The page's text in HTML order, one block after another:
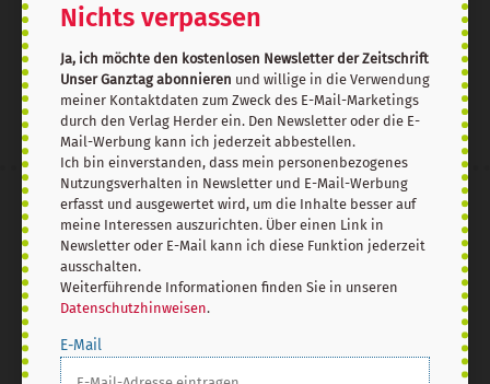
AGB und Widerrufsbelehrung
Datenschutz
Barrierefreiheit
Impressum
Vertrag widerrufen
Nichts verpassen
Ja, ich möchte den kostenlosen Newsletter der Zeitschrift
Unser Ganztag abonnieren und willige in die Verwendung
meiner Kontaktdaten zum Zweck des E-Mail-Marketings
durch den Verlag Herder ein. Den Newsletter oder die E-
Mail-Werbung kann ich jederzeit abbestellen.
Ich bin einverstanden, dass mein personenbezogenes
Nutzungsverhalten in Newsletter und E-Mail-Werbung
erfasst und ausgewertet wird, um die Inhalte besser auf
meine Interessen auszurichten. Über einen Link in
Newsletter oder E-Mail kann ich diese Funktion jederzeit
ausschalten.
Weiterführende Informationen finden Sie in unseren
Datenschutzhinweisen.
E-Mail